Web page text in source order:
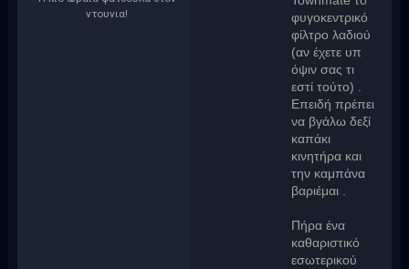
ντουνια!
φυγοκεντρικό
φίλτρο λαδιού
(αν έχετε υπ
όψιν σας τι
εστί τούτο) .
Επειδή πρέπει
να βγάλω δεξί
καπάκι
κινητήρα και
την καμπάνα
βαριέμαι .
Πήρα ένα
καθαριστικό
εσωτερικού